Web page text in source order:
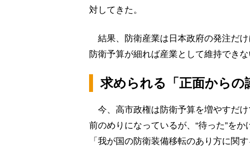
対してきた。
結果、防衛産業は日本政府の発注だ
防衛予算が細れば産業として維持できな
求められる「正面からの
今、高市政権は防衛予算を増やすだ
前のめりになっているが、“待った”を
「我が国の防衛装備移転のあり方に関